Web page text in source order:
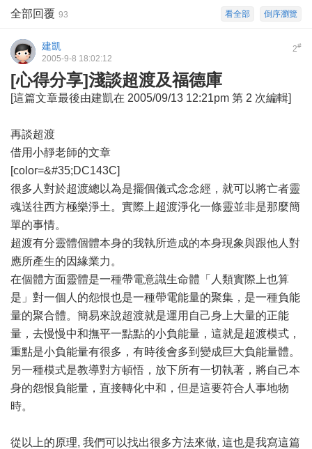
倒序瀏覽
看全部
全部回覆 93
2#
建凱
2005-9-8 18:02:12
[心得分享]淺談超渡及福德庫
[這篇文章最後由建凱在 2005/09/13 12:21pm 第 2 次編輯]
再談超渡
借用小靜老師的文章
[color=&#35;DC143C]
很多人對於超渡總以為是擺個儀式念念經，就可以將亡者靈
魂送往西方極樂淨土。實際上超渡淨化一條靈並非是那麼簡
單的事情。
超渡有分靈體個體本身的我執所造成的本身現象與跟他人對
應所產生的因緣業力。
在個體方面靈體是一種帶電意識生命體「人類實際上也算
是」對一個人的怨恨也是一種帶電能量的聚集，是一種負能
量的聚合體。簡易來說超渡就是運用自己身上大量的正能
量，去慢慢中和撫平一點點的小負能量，這就是超渡模式，
重點是小負能量有很多，有時後會多到變成巨大負能量體。
另一種模式是教導對方頓悟，放下所有一切執著，將自己本
身的怨恨負能量，直接轉化中和，但是這要符合人事地物
時。
從以上的原理, 我們可以找出很多方法來做, 這也是我寫這篇